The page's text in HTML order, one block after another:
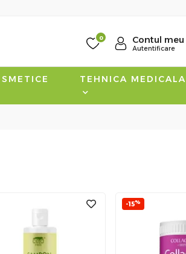
0 Contul meu
Autentificare
TEHNICA MEDICALA
-15%